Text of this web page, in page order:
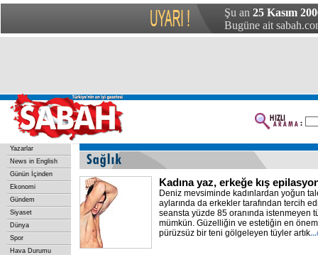
Şu an 25 Kasım
Bugüne ait
Yazarlar
News in English
Günün İçinden
Ekonomi
Gündem
Siyaset
Dünya
Spor
Hava Durumu
Kadına yaz, erkeğe kış
Deniz mevsiminde kadınlardan yoğun
aylarında da erkekler tarafından tercih
seansta yüzde 85 oranında istenmeyen
mümkün. Güzelliğin ve estetiğin en
pürüzsüz bir teni gölgeleyen tüyler artık